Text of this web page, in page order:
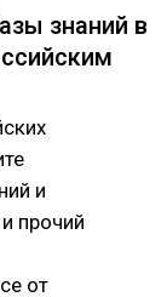
знаний в
и
прочий
от